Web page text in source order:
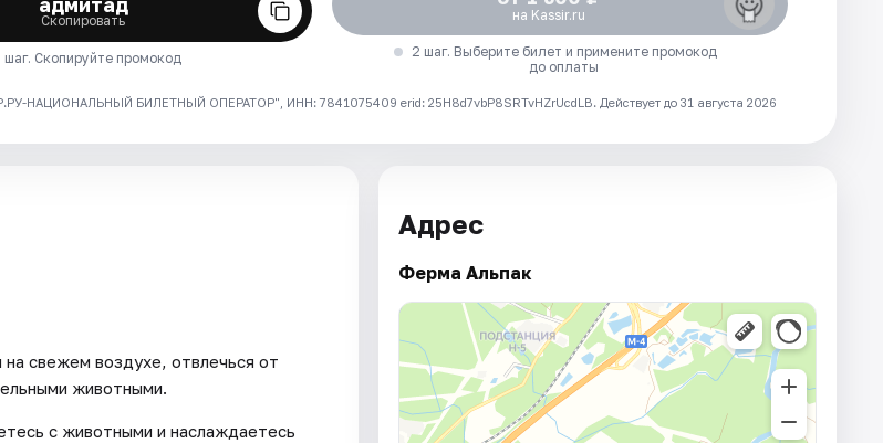
Скопировать
шаг. Скопируйте промокод
на Kassir.ru
2 шаг. Выберите билет и примените промокод
до оплаты
НАЦИОНАЛЬНЫЙ БИЛЕТНЫЙ ОПЕРАТОР", ИНН: 7841075409 erid: 25H8d7vbP8SRTvHZrUcdLB. Действует до 31 августа 2026
свежем воздухе, отвлечься от
животными.
с животными и наслаждаетесь
Адрес
Ферма Альпак